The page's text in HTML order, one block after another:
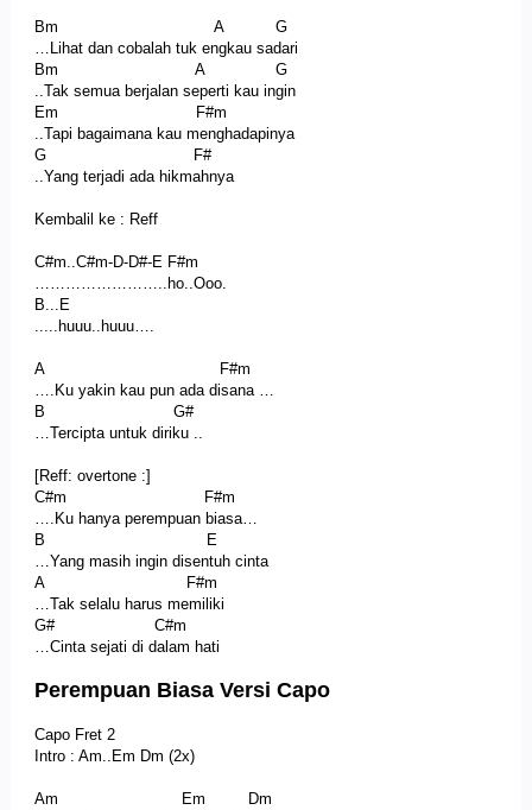
Bm A G
…Lihat dan cobalah tuk engkau sadari
Bm A G
..Tak semua berjalan seperti kau ingin
Em F#m
..Tapi bagaimana kau menghadapinya
G F#
..Yang terjadi ada hikmahnya
Kembalil ke : Reff
C#m..C#m-D-D#-E F#m
……………………..ho..Ooo.
B...E
.....huuu..huuu….
A F#m
….Ku yakin kau pun ada disana …
B G#
…Tercipta untuk diriku ..
[Reff: overtone :]
C#m F#m
….Ku hanya perempuan biasa…
B E
…Yang masih ingin disentuh cinta
A F#m
…Tak selalu harus memiliki
G# C#m
…Cinta sejati di dalam hati
Perempuan Biasa Versi Capo
Capo Fret 2
Intro : Am..Em Dm (2x)
Am Em Dm